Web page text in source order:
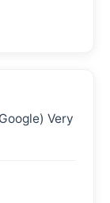
Very